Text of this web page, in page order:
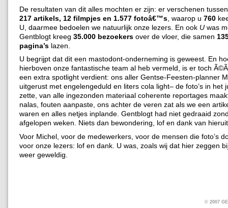
De resultaten van dit alles mochten er zijn: er verschenen
217 artikels, 12 filmpjes en 1.577 fotoâ€™s , waarop u 760
U, daarmee bedoelen we natuurlijk onze lezers. En ook U was
Gentblogt kreeg 35.000 bezoekers over de vloer, die samen
pagina’s lazen.
U begrijpt dat dit een mastodont-onderneming is geweest. En
hierboven onze fantastische team al heb vermeld, is er toch
een extra spotlight verdient: ons aller Gentse-Feesten-planner
uitgerust met engelengeduld en liters cola light– de foto’s in het
zette, van alle ingezonden materiaal coherente reportages
nalas, fouten aanpaste, ons achter de veren zat als we een
waren en alles netjes inplande. Gentblogt had niet gedraaid
afgelopen weken. Niets dan bewondering, lof en dank van
Voor Michel, voor de medewerkers, voor de mensen die foto’s
voor onze lezers: lof en dank. U was, zoals wij dat hier zeggen
weer geweldig.
© 2007